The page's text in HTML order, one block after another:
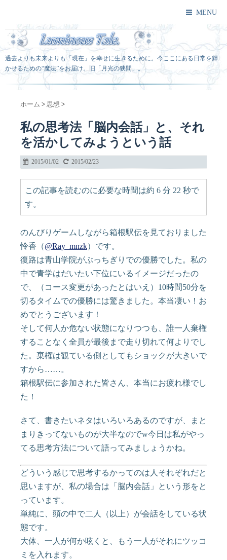
MENU
過去よりも未来よりも「現在」を幸せに生きるために。今ここにある日常を輝
かせるための“魔法”をお届け。旧「月光の狭間」。
ホーム > 思想 >
私の思考法「脳内会話」と、それ
を活かしてみようという話
2015/01/02 2015/02/23
この記事を読むのに必要な時間は約 6 分 22 秒で
す。
のんびりゲームしながら箱根駅伝を見ておりました
怜香（@Ray_mnzk）です。
復路は青山学院がぶっちぎりでの優勝でした。私の
中で青学はだいたい下位にいるイメージだったの
で、（コース変更があったとはいえ）10時間50分を
切るタイムでの優勝には驚きました。本当凄い！お
めでとうございます！
そして何人か危ない状態になりつつも、誰一人棄権
することなく全員が最後まで走り切れて何よりでし
た。棄権は観ている側としてもショックが大きいで
すから……。
箱根駅伝に参加された皆さん、本当にお疲れ様でし
た！
さて、書きたいネタはいろいろあるのですが、まと
まりきってないものが大半なのでw今日は私がやっ
てる思考方法について語ってみましょうかね。
どういう感じで思考するかってのは人それぞれだと
思いますが、私の場合は「脳内会話」という形をと
っています。
単純に、頭の中で二人（以上）が会話をしている状
態です。
大体、一人が何か呟くと、もう一人がそれにツッコ
ミを入れます。